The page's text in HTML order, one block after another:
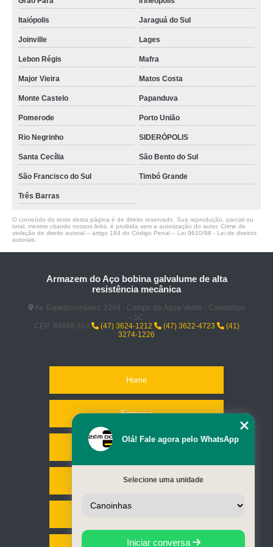
Itaiópolis Jaraguá do Sul
Joinville Lages
Lebon Régis Mafra
Major Vieira Matos Costa
Monte Castelo Papanduva
Pomerode Porto União
Rio Negrinho SIDERÓPOLIS
Santa Cecília São Bento do Sul
São Francisco do Sul Timbó Grande
Três Barras
O conteúdo do texto desta página é de direito reservado. Sua reprodução, parcial ou
total, mesmo citando nossos links, é proibida sem a autorização do autor. Crime de
violação de direito autoral – artigo 184 do Código Penal – Lei 9610/98 - Lei de direitos
autorais
Armazem do Aço bobina galvalume de alta
resistência mecânica
Av. Expedicionários, 2269 - Campo da Água Verde - Canoinhas
- SC
CEP: 89466-314
(47) 3624-1212 (47) 3622-4723
(41)
3274-1226
Home
Empresa
Serviços
Olá! Fale agora pelo WhatsApp
Selecione uma unidade
Iniciar conversa